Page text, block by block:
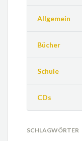
Allgemein
Bücher
Schule
CDs
SCHLAGWÖRTER